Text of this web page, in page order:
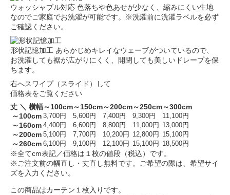
ウォッシャブル対応 色落ちや色あせが少なく、縮みにくい生地
なのでご家庭でお洗濯が可能です。※洗濯前に洗濯ラベルを必ず
ご確認ください。
形状記憶加工 あらかじめキレイなウェーブがついているので、
お洗濯しても裾が広がりにくく、開閉しても美しいドレープを保
ちます。
右へスワイプ（スライド）して
価格表をご覧ください
丈 ＼ 横幅～100cm～150cm～200cm～250cm～300cm
～100cm 3,700円 5,600円 7,400円 9,300円 11,100円
～160cm 4,400円 6,600円 8,800円 11,000円 13,000円
～200cm 5,100円 7,700円 10,200円 12,800円 15,100円
～260cm 6,100円 9,100円 12,100円 15,100円 18,500円
※全てcm表記／価格は１枚の値段（税込）です。
※ご注文前の幅直し・丈直し無料です。ご希望の際は、希望サイ
ズを入力ください。
この商品はカーテン１枚入りです。